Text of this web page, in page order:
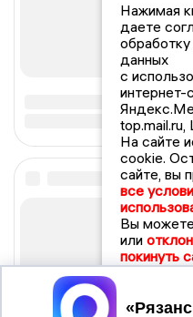
Нажимая
даете
данных
с
интернет-
top.mail.ru,
На сайте
cookie.
сайте, вы
все
Вы можете
или
покинуть